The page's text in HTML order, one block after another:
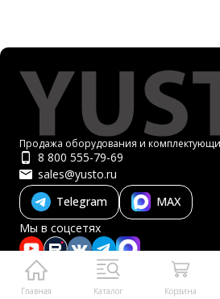
Главная Каталог Корзина
Продажа оборудования и
8 800 555-79-69
sales@yusto.ru
Telegram
MAX
Мы в соцсетях
RUB